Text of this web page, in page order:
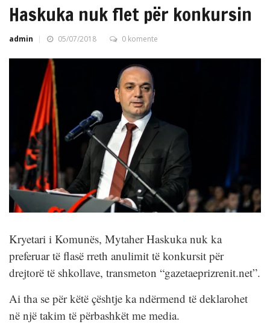
Haskuka nuk flet për konkursin
admin 05/07/2018 0 komente
Kryetari i Komunës, Mytaher Haskuka nuk ka
preferuar të flasë rreth anulimit të konkursit për
drejtorë të shkollave, transmeton “gazetaeprizrenit.net”.
Ai tha se për këtë çështje ka ndërmend të deklarohet
në një takim të përbashkët me media.